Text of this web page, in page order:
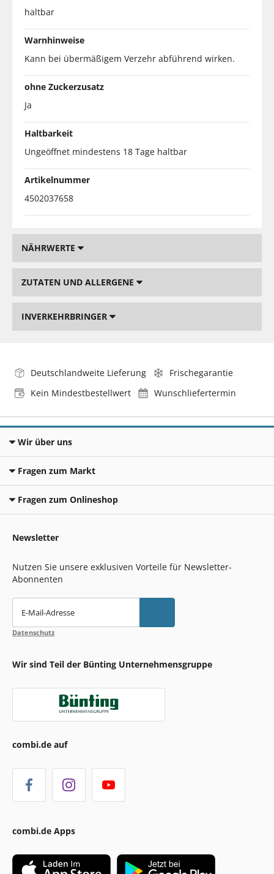
haltbar
Warnhinweise
Kann bei übermäßigem Verzehr abführend wirken.
ohne Zuckerzusatz
Ja
Haltbarkeit
Ungeöffnet mindestens 18 Tage haltbar
Artikelnummer
4502037658
NÄHRWERTE
ZUTATEN UND ALLERGENE
INVERKEHRBRINGER
Deutschlandweite Lieferung
Frischegarantie
Kein Mindestbestellwert
Wunschliefertermin
Wir über uns
Fragen zum Markt
Fragen zum Onlineshop
Newsletter
Nutzen Sie unsere exklusiven Vorteile für Newsletter-
Abonnenten
E-Mail-Adresse
Datenschutz
Wir sind Teil der Bünting Unternehmensgruppe
combi.de auf
combi.de Apps